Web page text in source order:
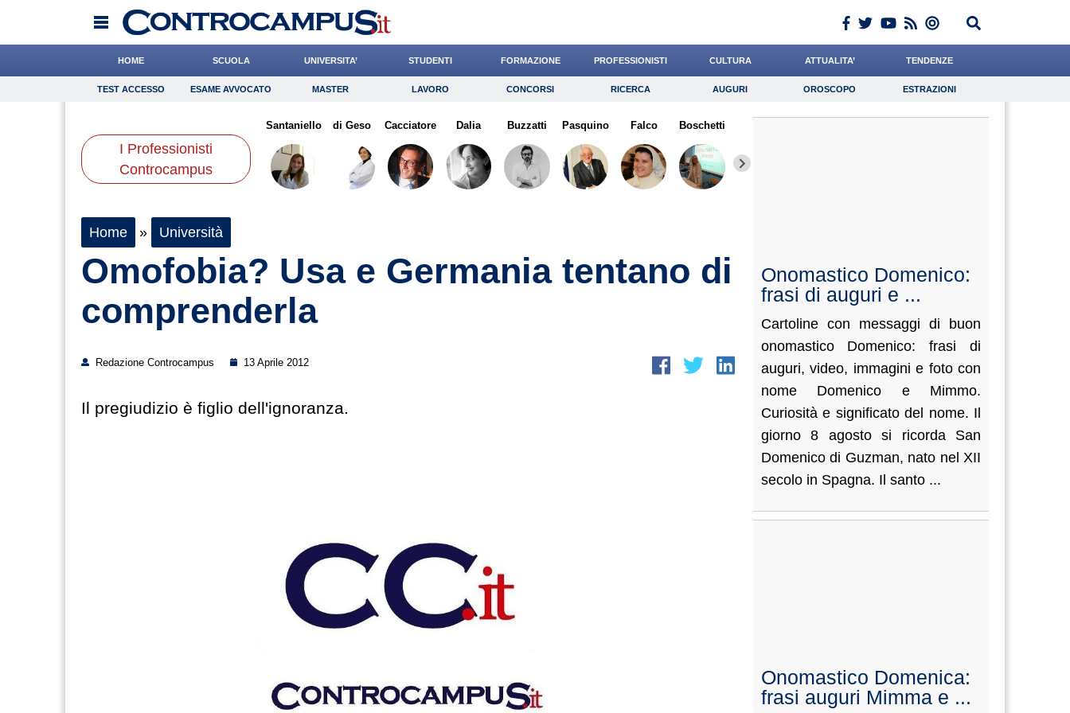
HOME SCUOLA UNIVERSITA’ STUDENTI FORMAZIONE PROFESSIONISTI CULTURA ATTUALITA’ TENDENZE
TEST ACCESSO Esame Avvocato Master Lavoro Concorsi Ricerca Auguri Oroscopo Estrazioni
Consigli Risparmio Diritto Economia Giornalista
Scienze
TEST ACCESSO ESAME AVVOCATO MASTER LAVORO CONCORSI RICERCA AUGURI OROSCOPO ESTRAZIONI
I Professionisti
Controcampus
Santaniello di Geso Cacciatore Dalia Buzzatti Pasquino Falco Boschetti
Home » Università
Omofobia? Usa e Germania tentano di
comprenderla
Redazione Controcampus 13 Aprile 2012
Il pregiudizio è figlio dell'ignoranza.
Onomastico Domenico:
frasi di auguri e ...
Cartoline con messaggi di buon
onomastico Domenico: frasi di
auguri, video, immagini e foto con
nome Domenico e Mimmo.
Curiosità e significato del nome. Il
giorno 8 agosto si ricorda San
Domenico di Guzman, nato nel XII
secolo in Spagna. Il santo ...
Onomastico Domenica:
frasi auguri Mimma e ...